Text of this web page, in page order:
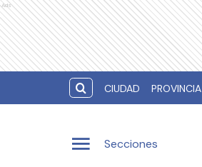
Ads
CIUDAD PROVINCIA
Secciones